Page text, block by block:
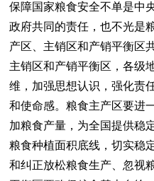
保障国家粮食安全不单是中
政府共同的责任，也不光是
产区、主销区和产销平衡区
主销区和产销平衡区，各级
维，加强思想认识，强化责
和使命感。粮食主产区要进
加粮食产量，为全国提供稳
粮食种植面积底线，切实稳
和纠正放松粮食生产、忽视